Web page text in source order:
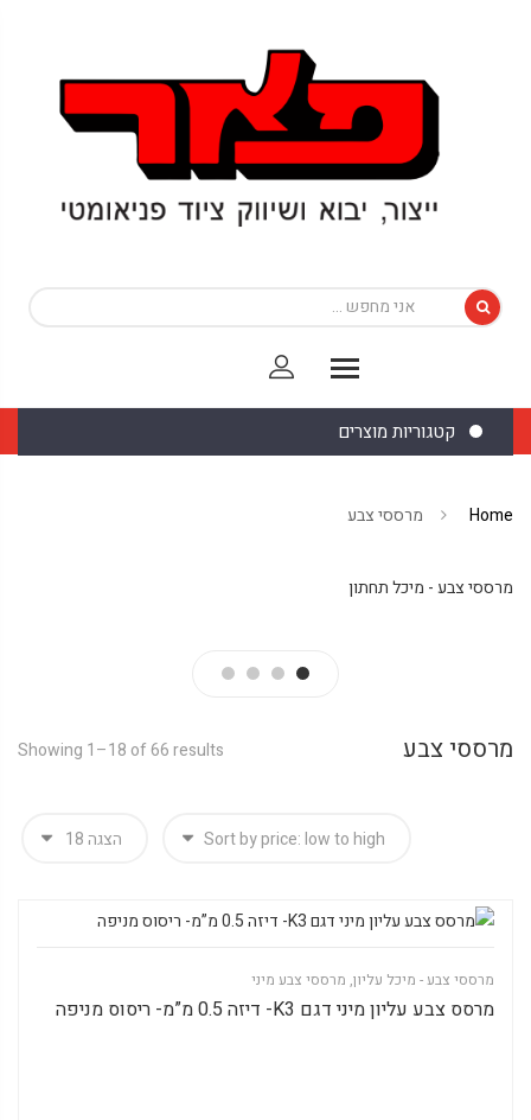
קטגוריות מוצרים
Home מרססי צבע
מרססי צבע - מיכל תחתון
מרססי צבע Showing 1–18 of 66 results
מרססי צבע - מיכל עליון,מרססי צבע מיני
מרסס צבע עליון מיני דגם K3- דיזה 0.5 מ”מ- ריסוס מניפה